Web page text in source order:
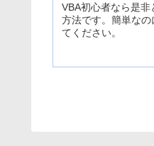
VBA初心者なら是
方法です。簡単な
てください。